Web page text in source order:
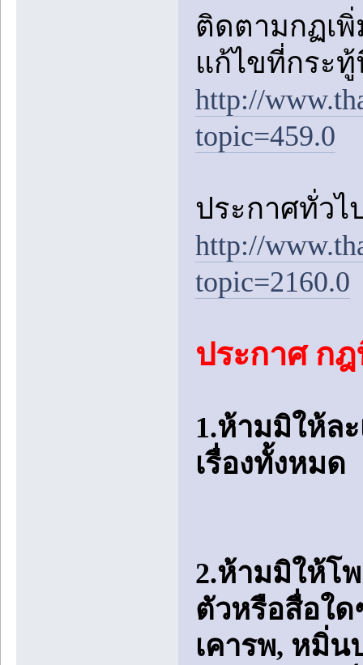
ติดตามกฏเ
แก้ไขที่กระ
http://
topic=459.0
ประกาศทั่ว
http://
topic=2160.0
ประกาศ ก
1.ห้ามมิให้ล
เรื่องทั้งหมด
2.ห้ามมิให้โ
ตัวหรือสื่อใ
เคารพ, หมิ่น